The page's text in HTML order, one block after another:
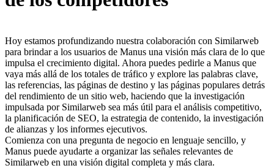
Hoy estamos profundizando nuestra colaboración con Similarweb
para brindar a los usuarios de Manus una visión más clara de lo que
impulsa el crecimiento digital. Ahora puedes pedirle a Manus que
vaya más allá de los totales de tráfico y explore las palabras clave,
las referencias, las páginas de destino y las páginas populares detrás
del rendimiento de un sitio web, haciendo que la investigación
impulsada por Similarweb sea más útil para el análisis competitivo,
la planificación de SEO, la estrategia de contenido, la investigación
de alianzas y los informes ejecutivos.
Comienza con una pregunta de negocio en lenguaje sencillo, y
Manus puede ayudarte a organizar las señales relevantes de
Similarweb en una visión digital completa y más clara.